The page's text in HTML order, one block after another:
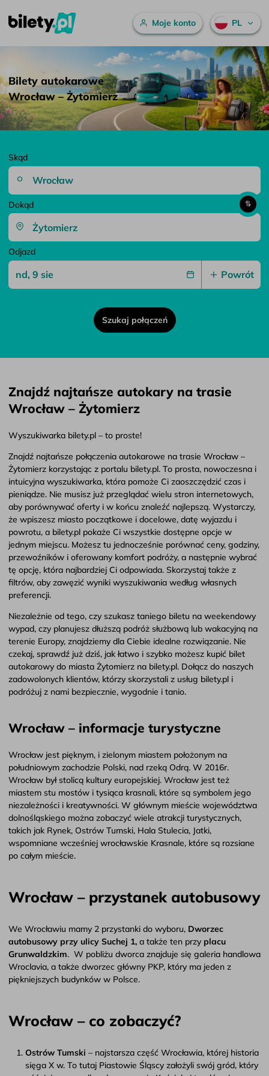
Przejdź do treści
Bilety autokarowe Wrocław – Żytomierz – bilety.pl
Menu główne
Moje konto PL
Bilety autokarowe
Wrocław – Żytomierz
Skąd
Dokąd
Odjazd
Powrót
Szukaj połączeń
Znajdź najtańsze autokary na trasie
Wrocław – Żytomierz
Wyszukiwarka bilety.pl – to proste!
Znajdź najtańsze połączenia autokarowe na trasie Wrocław –
Żytomierz korzystając z portalu bilety.pl. To prosta, nowoczesna i
intuicyjna wyszukiwarka, która pomoże Ci zaoszczędzić czas i
pieniądze. Nie musisz już przeglądać wielu stron internetowych,
aby porównywać oferty i w końcu znaleźć najlepszą. Wystarczy,
że wpiszesz miasto początkowe i docelowe, datę wyjazdu i
powrotu, a bilety.pl pokaże Ci wszystkie dostępne opcje w
jednym miejscu. Możesz tu jednocześnie porównać ceny, godziny,
przewoźników i oferowany komfort podróży, a następnie wybrać
tę opcję, która najbardziej Ci odpowiada. Skorzystaj także z
filtrów, aby zawęzić wyniki wyszukiwania według własnych
preferencji.
Niezależnie od tego, czy szukasz taniego biletu na weekendowy
wypad, czy planujesz dłuższą podróż służbową lub wakacyjną na
terenie Europy, znajdziemy dla Ciebie idealne rozwiązanie. Nie
czekaj, sprawdź już dziś, jak łatwo i szybko możesz kupić bilet
autokarowy do miasta Żytomierz na bilety.pl. Dołącz do naszych
zadowolonych klientów, którzy skorzystali z usług bilety.pl i
podróżuj z nami bezpiecznie, wygodnie i tanio.
Wrocław – informacje turystyczne
Wrocław jest pięknym, i zielonym miastem położonym na
południowym zachodzie Polski, nad rzeką Odrą. W 2016r.
Wrocław był stolicą kultury europejskiej. Wrocław jest też
miastem stu mostów i tysiąca krasnali, które są symbolem jego
niezależności i kreatywności. W głównym mieście województwa
dolnośląskiego można zobaczyć wiele atrakcji turystycznych,
takich jak Rynek, Ostrów Tumski, Hala Stulecia, Jatki,
wspomniane wcześniej wrocławskie Krasnale, które są rozsiane
po całym mieście.
Wrocław – przystanek autobusowy
We Wrocławiu mamy 2 przystanki do wyboru, Dworzec
autobusowy przy ulicy Suchej 1, a także ten przy placu
Grunwaldzkim. W pobliżu dworca znajduje się galeria handlowa
Wroclavia, a także dworzec główny PKP, który ma jeden z
piękniejszych budynków w Polsce.
Wrocław – co zobaczyć?
Ostrów Tumski – najstarsza część Wrocławia, której historia
sięga X w. To tutaj Piastowie Śląscy założyli swój gród, który